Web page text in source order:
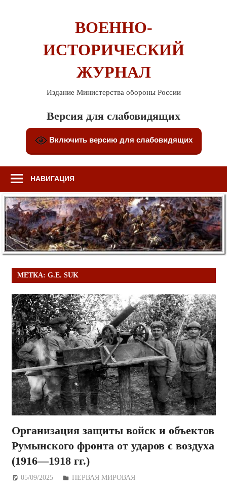
ВОЕННО-
ИСТОРИЧЕСКИЙ
ЖУРНАЛ
Издание Министерства обороны России
Версия для слабовидящих
Включить версию для слабовидящих
НАВИГАЦИЯ
МЕТКА: G.E. SUK
Организация защиты войск и объектов
Румынского фронта от ударов с воздуха
(1916—1918 гг.)
05/09/2025 Дежурный по Редакции
ПЕРВАЯ МИРОВАЯ